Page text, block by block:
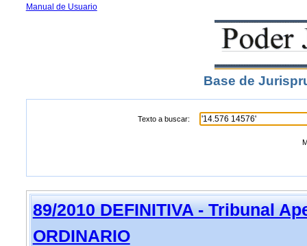
Manual de Usuario
Base de
Texto a buscar:
89/2010 DEFINITIVA - Tribunal
ORDINARIO